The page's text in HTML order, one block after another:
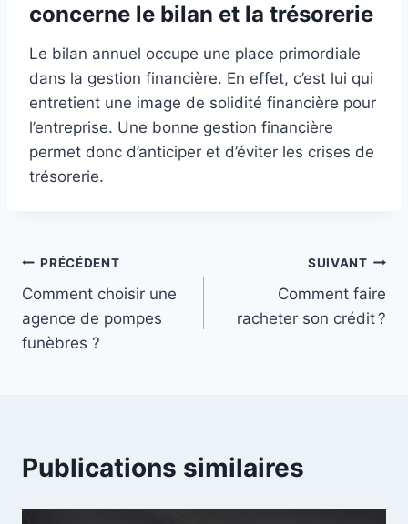
concerne le bilan et la trésorerie
Le bilan annuel occupe une place primordiale
dans la gestion financière. En effet, c’est lui qui
entretient une image de solidité financière pour
l’entreprise. Une bonne gestion financière
permet donc d’anticiper et d’éviter les crises de
trésorerie.
Navigation
de
l’article
PRÉCÉDENT
Comment choisir une
agence de pompes
funèbres ?
SUIVANT
Comment faire
racheter son crédit ?
Publications similaires